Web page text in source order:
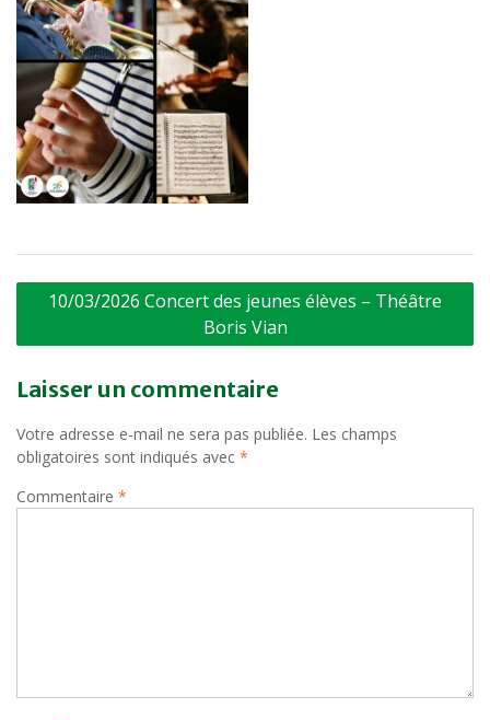
Navigation
l’article
10/03/2026 Concert des jeunes élèves – Théâtre
Boris Vian
Laisser un commentaire
Votre adresse e-mail ne sera pas publiée. Les champs
obligatoires sont indiqués avec *
Commentaire *